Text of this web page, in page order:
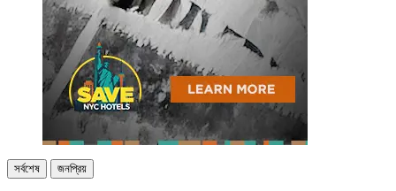
সর্বশেষ জনপ্রিয়